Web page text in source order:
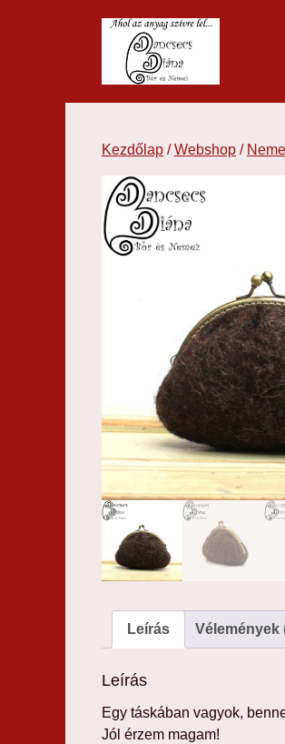
Kezdőlap /Webshop /
Leírás Vélemények
Leírás
Egy táskában vagyok,
Jól érzem magam!